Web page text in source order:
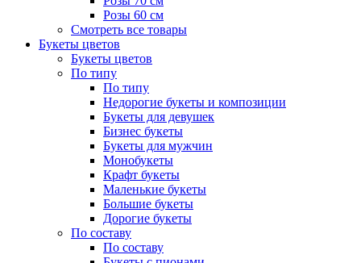
Розы 60 см
Смотреть все товары
Букеты цветов
Букеты цветов
По типу
По типу
Недорогие букеты и композиции
Букеты для девушек
Бизнес букеты
Букеты для мужчин
Монобукеты
Крафт букеты
Маленькие букеты
Большие букеты
Дорогие букеты
По составу
По составу